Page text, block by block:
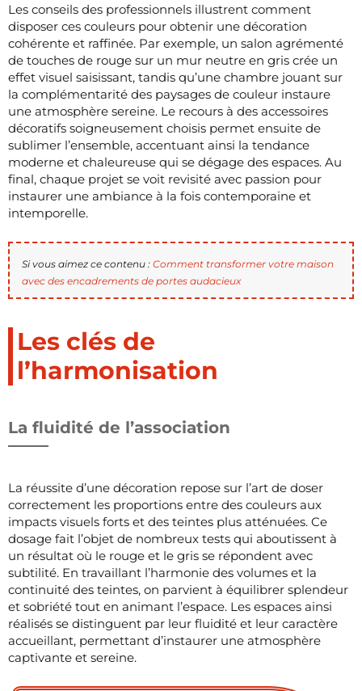
Les conseils des professionnels illustrent comment
disposer ces couleurs pour obtenir une décoration
cohérente et raffinée. Par exemple, un salon agrémenté
de touches de rouge sur un mur neutre en gris crée un
effet visuel saisissant, tandis qu’une chambre jouant sur
la complémentarité des paysages de couleur instaure
une atmosphère sereine. Le recours à des accessoires
décoratifs soigneusement choisis permet ensuite de
sublimer l’ensemble, accentuant ainsi la tendance
moderne et chaleureuse qui se dégage des espaces. Au
final, chaque projet se voit revisité avec passion pour
instaurer une ambiance à la fois contemporaine et
intemporelle.
Si vous aimez ce contenu : Comment transformer votre maison
avec des encadrements de portes audacieux
Les clés de
l’harmonisation
La fluidité de l’association
La réussite d’une décoration repose sur l’art de doser
correctement les proportions entre des couleurs aux
impacts visuels forts et des teintes plus atténuées. Ce
dosage fait l’objet de nombreux tests qui aboutissent à
un résultat où le rouge et le gris se répondent avec
subtilité. En travaillant l’harmonie des volumes et la
continuité des teintes, on parvient à équilibrer splendeur
et sobriété tout en animant l’espace. Les espaces ainsi
réalisés se distinguent par leur fluidité et leur caractère
accueillant, permettant d’instaurer une atmosphère
captivante et sereine.